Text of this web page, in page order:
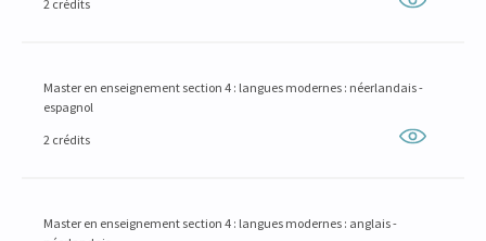
2 crédits
Master en enseignement section 4 : langues modernes : néerlandais -
espagnol
2 crédits
Master en enseignement section 4 : langues modernes : anglais -